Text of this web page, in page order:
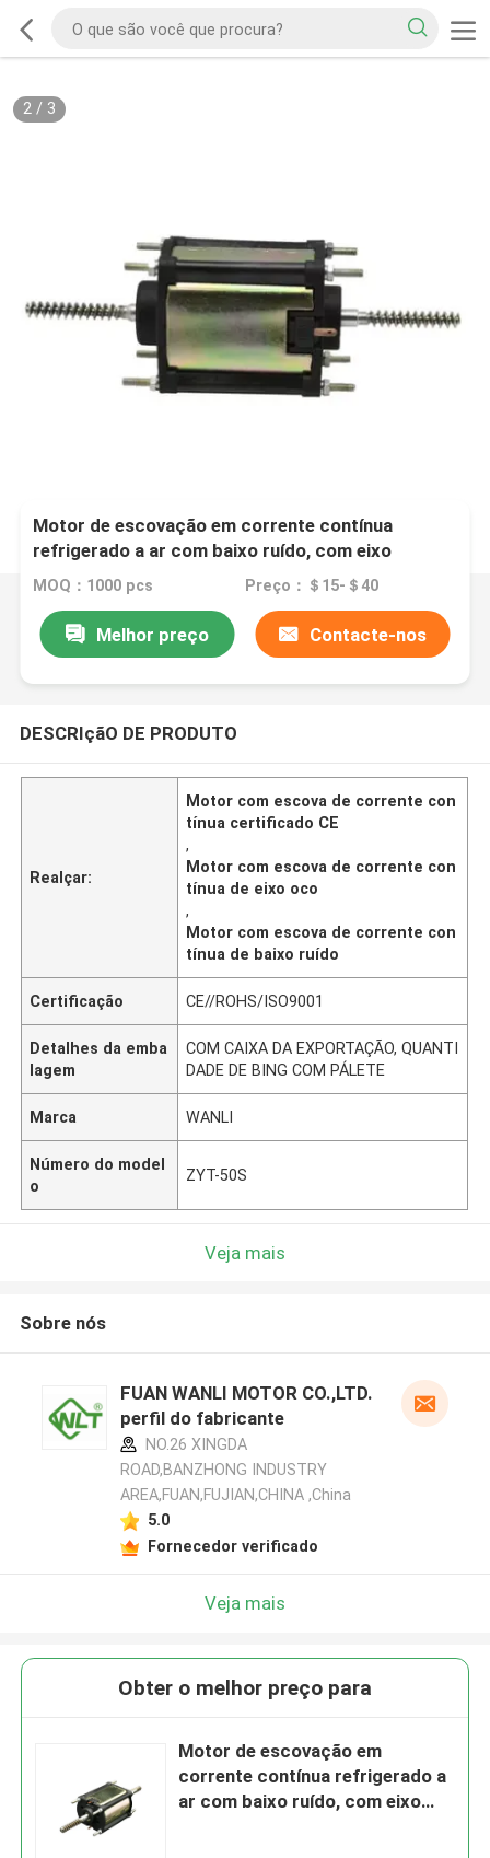
2/ 3
Motor de escovação em corrente contínua
refrigerado a ar com baixo ruído, com eixo
reto/cavado/dobro, certificado CE
MOQ：1000 pcs Preço：＄15-＄40
Melhor preço Contacte-nos
DESCRIçãO DE PRODUTO
Realçar:
Motor com escova de corrente con
tínua certificado CE
,
Motor com escova de corrente con
tínua de eixo oco
,
Motor com escova de corrente con
tínua de baixo ruído
Certificação CE//ROHS/ISO9001
Detalhes da emba
lagem
COM CAIXA DA EXPORTAÇÃO, QUANTI
DADE DE BING COM PÁLETE
Marca WANLI
Número do model
o
ZYT-50S
Veja mais
Sobre nós
FUAN WANLI MOTOR CO.,LTD.
perfil do fabricante
NO.26 XINGDA
ROAD,BANZHONG INDUSTRY
AREA,FUAN,FUJIAN,CHINA ,China
5.0
Fornecedor verificado
Veja mais
Obter o melhor preço para
Motor de escovação em
corrente contínua refrigerado a
ar com baixo ruído, com eixo